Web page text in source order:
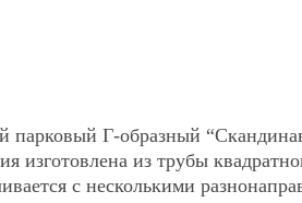
парковый Г-образный
изготовлена из трубы
с несколькими